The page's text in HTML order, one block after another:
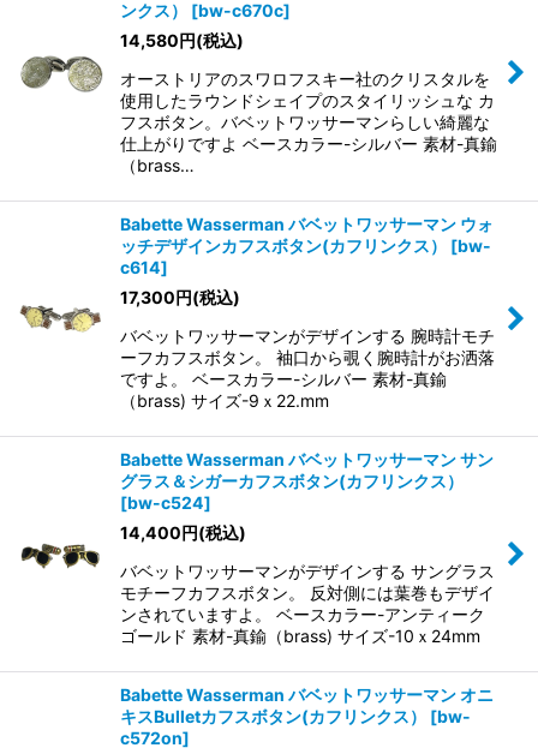
ンクス）
[bw-c670c]
14,580円(税込)
オーストリアのスワロフスキー社のクリスタルを
使用したラウンドシェイプのスタイリッシュな カ
フスボタン。バベットワッサーマンらしい綺麗な
仕上がりですよ ベースカラー-シルバー 素材-真鍮
（brass…
Babette Wasserman バベットワッサーマン ウォ
ッチデザインカフスボタン(カフリンクス）
[bw-
c614]
17,300円(税込)
バベットワッサーマンがデザインする 腕時計モチ
ーフカフスボタン。 袖口から覗く腕時計がお洒落
ですよ。 ベースカラー-シルバー 素材-真鍮
（brass) サイズ-9ｘ22.mm
Babette Wasserman バベットワッサーマン サン
グラス＆シガーカフスボタン(カフリンクス）
[bw-c524]
14,400円(税込)
バベットワッサーマンがデザインする サングラス
モチーフカフスボタン。 反対側には葉巻もデザイ
ンされていますよ。 ベースカラー-アンティーク
ゴールド 素材-真鍮（brass) サイズ-10ｘ24mm
Babette Wasserman バベットワッサーマン オニ
キスBulletカフスボタン(カフリンクス）
[bw-
c572on]